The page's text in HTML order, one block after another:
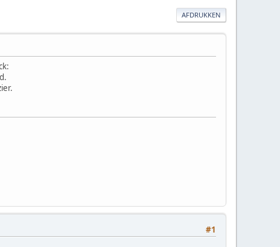
AFDRUKKEN
#1